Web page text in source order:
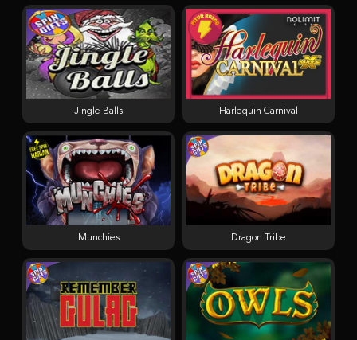
Munchies Dragon Tribe
Jingle Balls Harlequin Carnival